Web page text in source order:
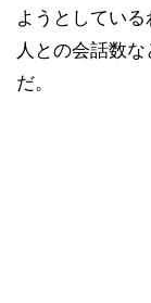
ようとしてい
人との会話数
だ。